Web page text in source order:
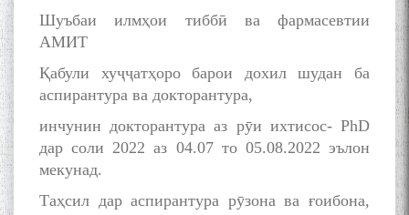
Шуъбаи илмҳои тиббӣ ва фармасевтии
АМИТ
Қабули хуҷҷатҳоро барои дохил шудан ба
аспирантура ва докторантура,
инчунин докторантура аз рӯи ихтисос- PhD
дар соли 2022 аз 04.07 то 05.08.2022 эълон
мекунад.
Таҳсил дар аспирантура рӯзона ва ғоибона,
Kanoat
The Persian Gulf Beautiful
poetry from Устод Мумин
Қаноат (Ustod Mumin Qanoat)
and Master Mehryar